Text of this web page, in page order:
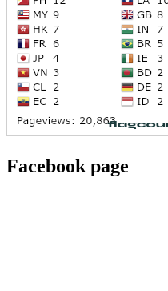
Facebook page